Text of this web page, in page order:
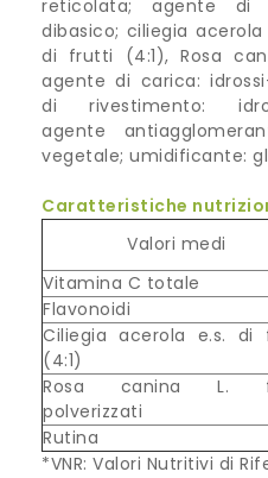
reticolata; agente di
dibasico; ciliegia
di frutti (4:1), Rosa
agente di carica:
di rivestimento:
agente
vegetale; umidificante:
Caratteristiche
Valori medi
Vitamina C totale
Flavonoidi
Ciliegia acerola e.s. di
(4:1)
Rosa canina L.
polverizzati
Rutina
*VNR: Valori Nutritivi di